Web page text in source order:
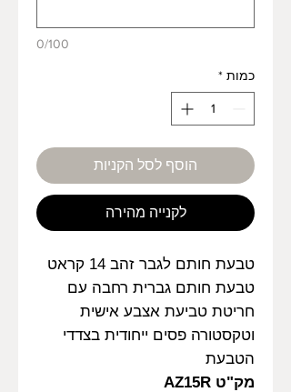
0/100
כמות *
הוסף לסל הקניות
לקנייה מהירה
טבעת חותם לגבר זהב 14 קראט
טבעת חותם גברית רחבה עם
חריטת טביעת אצבע אישית
וטקסטורה פסים ייחודית בצדדי
הטבעת
מק"ט AZ15R